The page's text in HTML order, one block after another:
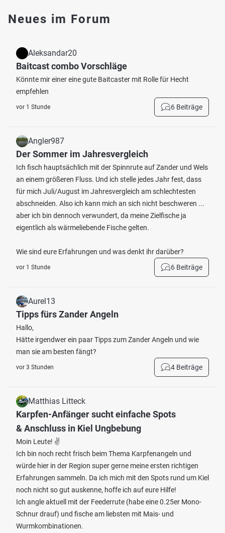
Neues im Forum
Aleksandar20
Baitcast combo Vorschläge
Könnte mir einer eine gute Baitcaster mit Rolle für Hecht
empfehlen
vor 1 Stunde 6 Beiträge
Angler987
Der Sommer im Jahresvergleich
Ich fisch hauptsächlich mit der Spinnrute auf Zander und Wels
an einem größeren Fluss. Und ich stelle jedes Jahr fest, dass
für mich Juli/August im Jahresvergleich am schlechtesten
abschneiden. Also ich kann mich an sich nicht beschweren ...
aber ich bin dennoch verwundert, da meine Zielfische ja
eigentlich als wärmeliebende Fische gelten.
Wie sind eure Erfahrungen und was denkt ihr darüber?
vor 1 Stunde 6 Beiträge
Aurel13
Tipps fürs Zander Angeln
Hallo,
Hätte irgendwer ein paar Tipps zum Zander Angeln und wie
man sie am besten fängt?
vor 3 Stunden 4 Beiträge
Matthias Litteck
Karpfen-Anfänger sucht einfache Spots
& Anschluss in Kiel Ungbebung
Moin Leute! ✌️
Ich bin noch recht frisch beim Thema Karpfenangeln und
würde hier in der Region super gerne meine ersten richtigen
Erfahrungen sammeln. Da ich mich mit den Spots rund um Kiel
noch nicht so gut auskenne, hoffe ich auf eure Hilfe!
Ich angle aktuell mit der Feederrute (habe eine 0.25er Mono-
Schnur drauf) und fische am liebsten mit Mais- und
Wurmkombinationen.